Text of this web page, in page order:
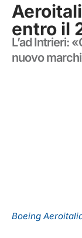
entro il
L’ad Intrieri:
nuovo
Boeing